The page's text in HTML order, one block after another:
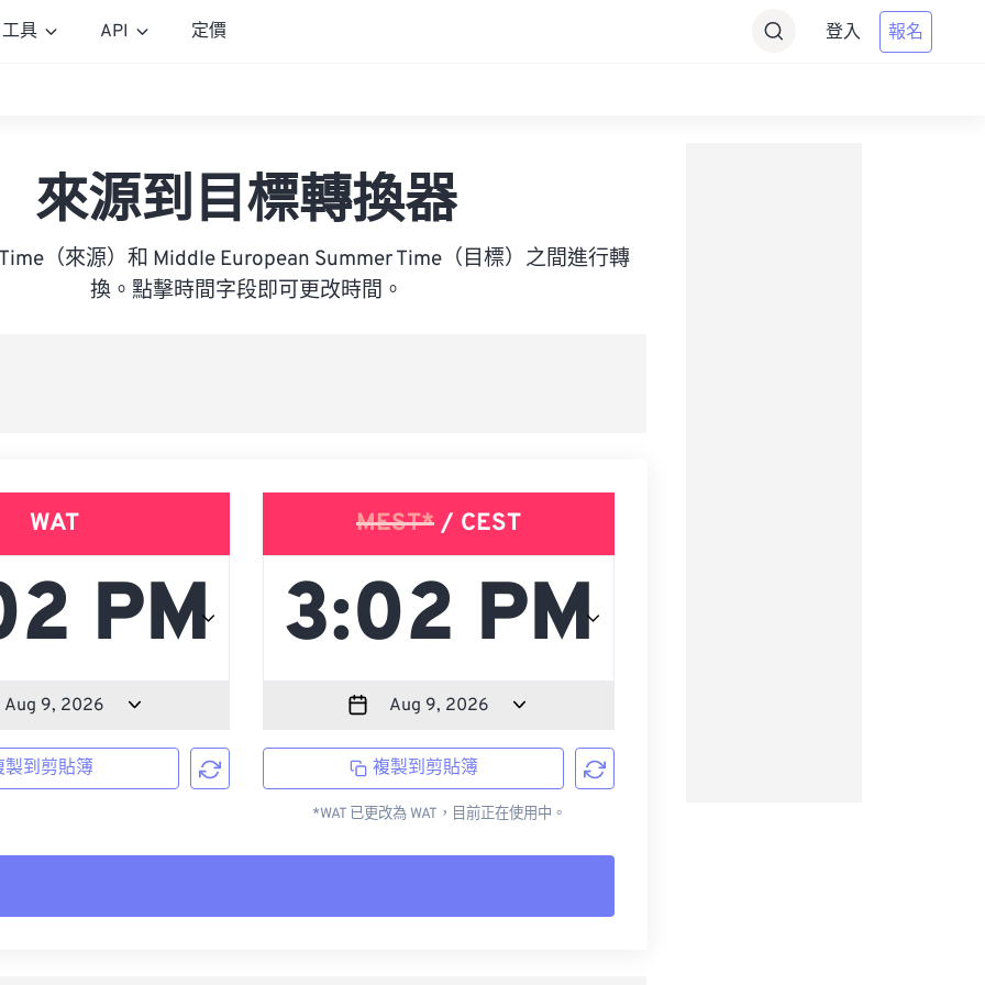
工具 API 定價 登入 報名
來源到目標轉換器
（來源）和 Middle European Summer Time（目標）之間進行轉
換。點擊時間字段即可更改時間。
WAT
製到剪貼簿
MEST* / CEST
複製到剪貼簿
*WAT 已更改為 WAT，目前正在使用中。